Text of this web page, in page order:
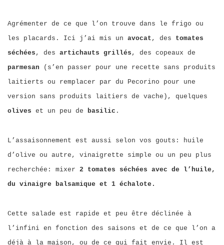
Agrémenter de ce que l’on trouve dans le frigo ou
les placards. Ici j’ai mis un avocat , des tomates
séchées , des artichauts grillés , des copeaux de
parmesan
(s’en passer pour une recette sans produits
laitierts ou remplacer par du Pecorino pour une
version sans produits laitiers de vache), quelques
olives et un peu de basilic .
L’assaisonnement est aussi selon vos gouts: huile
d’olive ou autre, vinaigrette simple ou un peu plus
recherchée: mixer 2 tomates séchées avec de l’huile,
du vinaigre balsamique et 1 échalote.
Cette salade est rapide et peu être déclinée à
l’infini en fonction des saisons et de ce que l’on a
déjà à la maison, ou de ce qui fait envie. Il est